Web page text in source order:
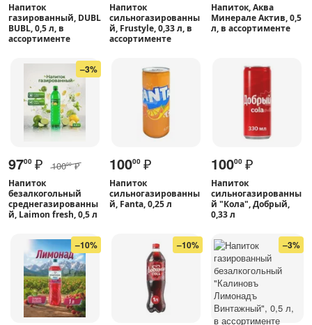
Напиток
газированный, DUBL
BUBL, 0,5 л, в
ассортименте
Напиток
сильногазированны
й, Frustyle, 0,33 л, в
ассортименте
Напиток, Аква
Минерале Актив, 0,5
л, в ассортименте
–3%
9700 ₽ 10000 ₽
Напиток
безалкогольный
среднегазированны
й, Laimon fresh, 0,5 л
10000 ₽
Напиток
сильногазированны
й, Fanta, 0,25 л
10000 ₽
Напиток
сильногазированны
й "Кола", Добрый,
0,33 л
–10% –10% –3%